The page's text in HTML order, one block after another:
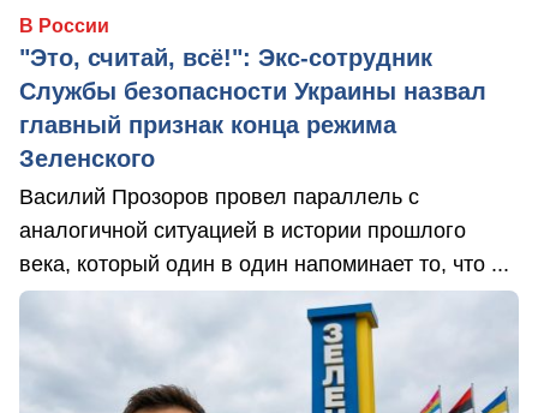
В России
"Это, считай, всё!": Экс-сотрудник
Службы безопасности Украины назвал
главный признак конца режима
Зеленского
Василий Прозоров провел параллель с
аналогичной ситуацией в истории прошлого
века, который один в один напоминает то, что ...